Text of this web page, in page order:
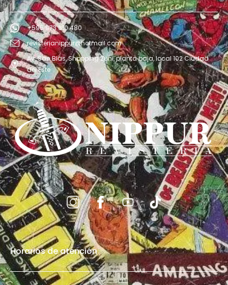
+595 973 610 480
revisterianippur@hotmail.com
Av. San Blás, Shopping Zuni, planta baja, local 102 Ciudad
del Este
Horarios de atención